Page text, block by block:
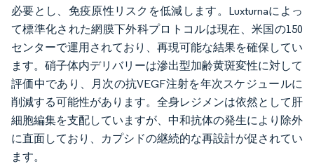
必要とし、免疫原性リスクを低減します。Luxturnaによっ
て標準化された網膜下外科プロトコルは現在、米国の150
センターで運用されており、再現可能な結果を確保してい
ます。硝子体内デリバリーは滲出型加齢黄斑変性に対して
評価中であり、月次の抗VEGF注射を年次スケジュールに
削減する可能性があります。全身レジメンは依然として肝
細胞編集を支配していますが、中和抗体の発生により除外
に直面しており、カプシドの継続的な再設計が促されてい
ます。